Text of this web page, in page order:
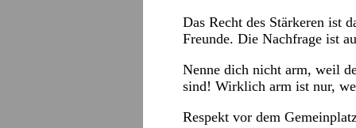
Das Recht des Stärkeren ist
Freunde. Die Nachfrage ist
Nenne dich nicht arm, weil
sind! Wirklich arm ist nur,
Respekt vor dem